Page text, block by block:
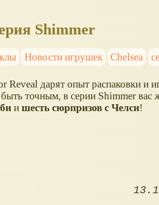
Shimmer
Новости игрушек Chelsea
Reveal дарят опыт распаковки и
точным, в серии Shimmer вас
и шесть сюрпризов с Челси!